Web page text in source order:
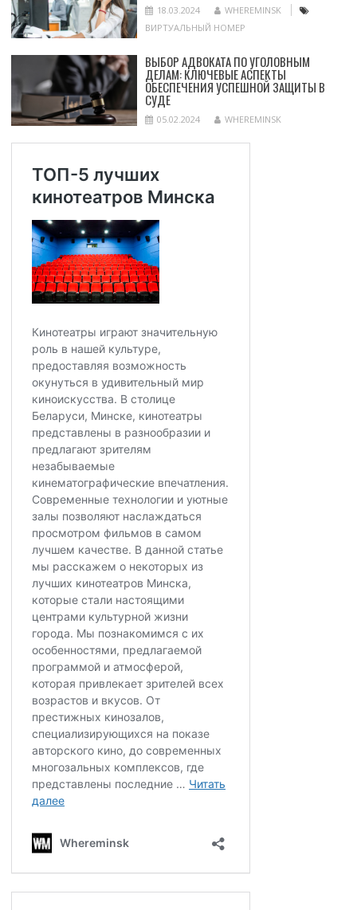
18.03.2024
WHEREMINSK
ВИРТУАЛЬНЫЙ НОМЕР
ВЫБОР АДВОКАТА ПО УГОЛОВНЫМ
ДЕЛАМ: КЛЮЧЕВЫЕ АСПЕКТЫ
ОБЕСПЕЧЕНИЯ УСПЕШНОЙ ЗАЩИТЫ В
СУДЕ
05.02.2024 WHEREMINSK